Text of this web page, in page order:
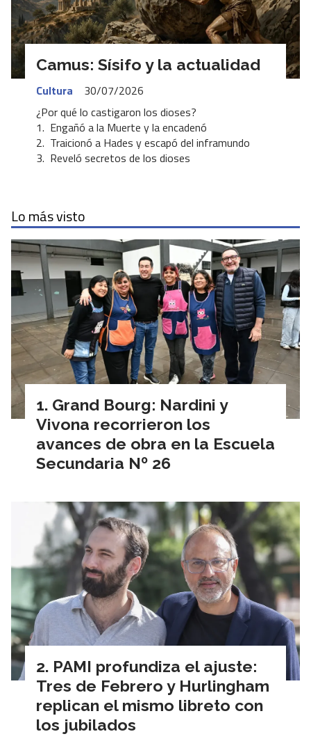
Camus: Sísifo y la actualidad
Cultura
30/07/2026
¿Por qué lo castigaron los dioses?
1. Engañó a la Muerte y la encadenó
2. Traicionó a Hades y escapó del inframundo
3. Reveló secretos de los dioses
Lo más visto
Grand Bourg: Nardini y
Vivona recorrieron los
avances de obra en la Escuela
Secundaria Nº 26
PAMI profundiza el ajuste:
Tres de Febrero y Hurlingham
replican el mismo libreto con
los jubilados